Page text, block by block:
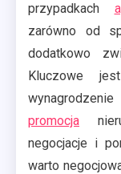
przypadkach
zarówno od
dodatkowo
Kluczowe
promocja
negocjacje i
warto